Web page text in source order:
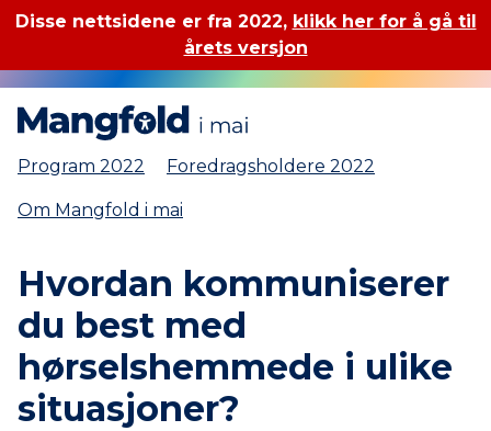
Disse nettsidene er fra 2022, klikk her for å gå til
årets versjon
Program 2022 Foredragsholdere 2022
Om Mangfold i mai
Hvordan kommuniserer
du best med
hørselshemmede i ulike
situasjoner?